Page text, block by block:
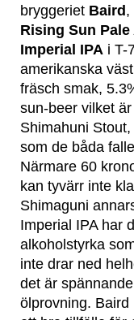
bryggeriet Baird ,
Rising Sun Pale
Imperial IPA i T-
amerikanska
fräsch smak,
sun-beer vilket
Shimahuni
som de båda
Närmare 60
kan tyvärr inte
Shimaguni
Imperial IPA har
alkoholstyrka
inte drar ned
det är
ölprovning. Baird